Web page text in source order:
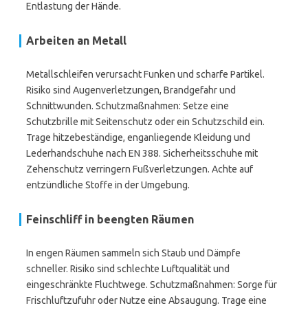
Entlastung der Hände.
Arbeiten an Metall
Metallschleifen verursacht Funken und scharfe Partikel.
Risiko sind Augenverletzungen, Brandgefahr und
Schnittwunden. Schutzmaßnahmen: Setze eine
Schutzbrille mit Seitenschutz oder ein Schutzschild ein.
Trage hitzebeständige, enganliegende Kleidung und
Lederhandschuhe nach EN 388. Sicherheitsschuhe mit
Zehenschutz verringern Fußverletzungen. Achte auf
entzündliche Stoffe in der Umgebung.
Feinschliff in beengten Räumen
In engen Räumen sammeln sich Staub und Dämpfe
schneller. Risiko sind schlechte Luftqualität und
eingeschränkte Fluchtwege. Schutzmaßnahmen: Sorge für
Frischluftzufuhr oder Nutze eine Absaugung. Trage eine